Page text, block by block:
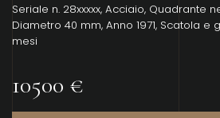
Seriale n. 28xxxxx, Acciaio, Quadrante
Diametro 40 mm, Anno 1971, Scatola e
mesi
10500 €